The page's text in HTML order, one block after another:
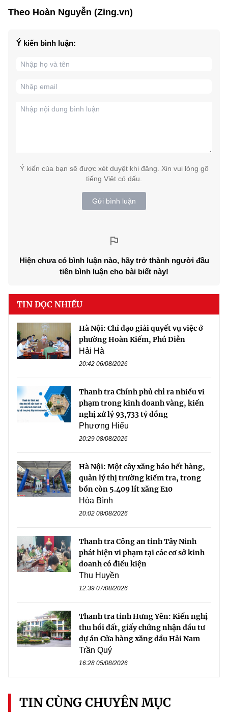
Theo Hoàn Nguyễn (Zing.vn)
Ý kiến bình luận:
Ý kiến của bạn sẽ được xét duyệt khi đăng. Xin vui lòng gõ
tiếng Việt có dấu.
Gửi bình luận
Hiện chưa có bình luận nào, hãy trở thành người đầu
tiên bình luận cho bài biết này!
TIN ĐỌC NHIỀU
Hà Nội: Chỉ đạo giải quyết vụ việc ở
phường Hoàn Kiếm, Phú Diễn
Hải Hà
20:42 06/08/2026
Thanh tra Chính phủ chỉ ra nhiều vi
phạm trong kinh doanh vàng, kiến
nghị xử lý 93,733 tỷ đồng
Phương Hiếu
20:29 08/08/2026
Hà Nội: Một cây xăng báo hết hàng,
quản lý thị trường kiểm tra, trong
bồn còn 5.409 lít xăng E10
Hòa Bình
20:02 08/08/2026
Thanh tra Công an tỉnh Tây Ninh
phát hiện vi phạm tại các cơ sở kinh
doanh có điều kiện
Thu Huyền
12:39 07/08/2026
Thanh tra tỉnh Hưng Yên: Kiến nghị
thu hồi đất, giấy chứng nhận đầu tư
dự án Cửa hàng xăng dầu Hải Nam
Trần Quý
16:28 05/08/2026
TIN CÙNG CHUYÊN MỤC